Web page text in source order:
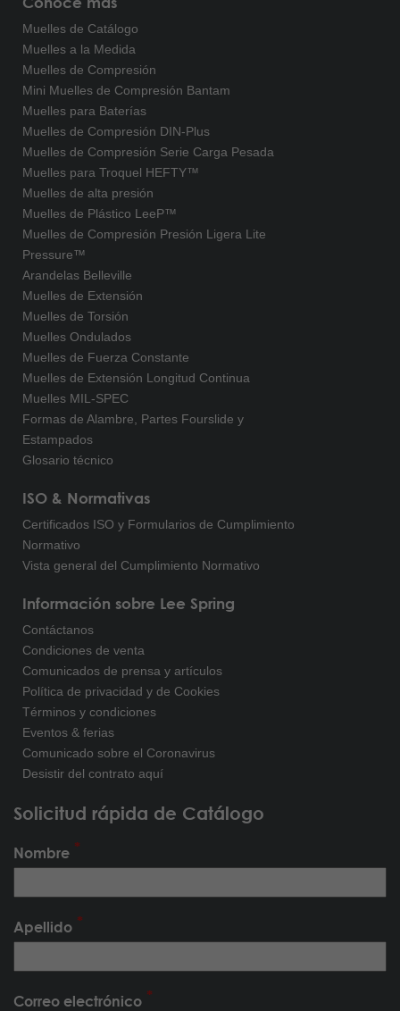
Muelles de Catálogo
Muelles a la Medida
Muelles de Compresión
Mini Muelles de Compresión Bantam
Muelles para Baterías
Muelles de Compresión DIN-Plus
Muelles de Compresión Serie Carga Pesada
Muelles para Troquel HEFTY™
Muelles de alta presión
Muelles de Plástico LeeP™
Muelles de Compresión Presión Ligera Lite
Pressure™
Arandelas Belleville
Muelles de Extensión
Muelles de Torsión
Muelles Ondulados
Muelles de Fuerza Constante
Muelles de Extensión Longitud Continua
Muelles MIL-SPEC
Formas de Alambre, Partes Fourslide y
Estampados
Glosario técnico
ISO & Normativas
Certificados ISO y Formularios de Cumplimiento
Normativo
Vista general del Cumplimiento Normativo
Información sobre Lee Spring
Contáctanos
Condiciones de venta
Comunicados de prensa y artículos
Política de privacidad y de Cookies
Términos y condiciones
Eventos & ferias
Comunicado sobre el Coronavirus
Desistir del contrato aquí
Solicitud rápida de Catálogo
Nombre
Apellido
Correo electrónico